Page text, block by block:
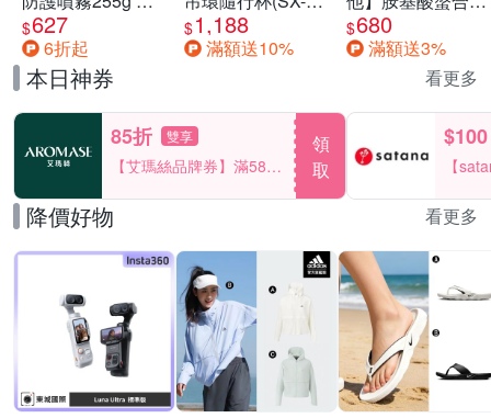
入組
$627
6折起
LA72H)
$1,188
滿額送10%
x2瓶30mg素食錠
(鋅錠)
$680
滿額送3%
本日神券 看更多
85折 雙享
【艾瑪絲品牌券】滿580
享85折！
領
取
$100
【
一件
降價好物 看更多